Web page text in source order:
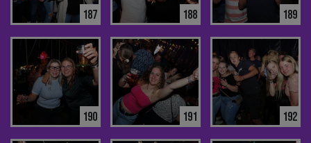
187 188 189
190 191 192